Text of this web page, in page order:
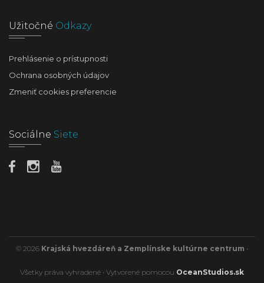
Užitočné Odkazy
Prehlásenie o prístupnosti
Ochrana osobných údajov
Zmeniť cookies preferencie
Sociálne Siete
© 2026 Krajská hvezdáreň a Zemplínske kultúrne centrum •
Všetky práva vyhradené • Vytvorené pomocou OceanStudios.sk